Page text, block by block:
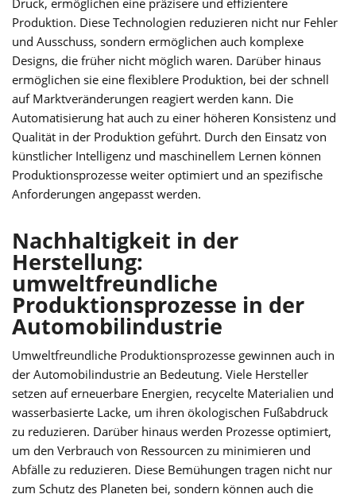
Druck, ermöglichen eine präzisere und effizientere
Produktion. Diese Technologien reduzieren nicht nur Fehler
und Ausschuss, sondern ermöglichen auch komplexe
Designs, die früher nicht möglich waren. Darüber hinaus
ermöglichen sie eine flexiblere Produktion, bei der schnell
auf Marktveränderungen reagiert werden kann. Die
Automatisierung hat auch zu einer höheren Konsistenz und
Qualität in der Produktion geführt. Durch den Einsatz von
künstlicher Intelligenz und maschinellem Lernen können
Produktionsprozesse weiter optimiert und an spezifische
Anforderungen angepasst werden.
Nachhaltigkeit in der
Herstellung:
umweltfreundliche
Produktionsprozesse in der
Automobilindustrie
Umweltfreundliche Produktionsprozesse gewinnen auch in
der Automobilindustrie an Bedeutung. Viele Hersteller
setzen auf erneuerbare Energien, recycelte Materialien und
wasserbasierte Lacke, um ihren ökologischen Fußabdruck
zu reduzieren. Darüber hinaus werden Prozesse optimiert,
um den Verbrauch von Ressourcen zu minimieren und
Abfälle zu reduzieren. Diese Bemühungen tragen nicht nur
zum Schutz des Planeten bei, sondern können auch die